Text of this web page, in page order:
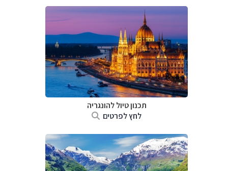
תכנון טיול להונגריה
לחץ לפרטים